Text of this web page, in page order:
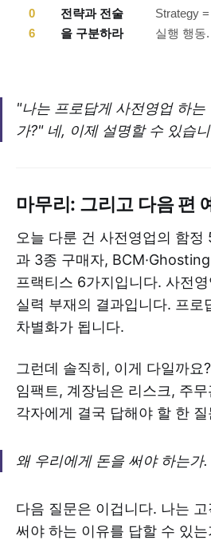
0
6
전략과 전술
을 구분하라
Strategy
실행 행동
"나는 프로답게 사전영업 하
가?" 네, 이제 설명할 수 있습
마무리: 그리고 다음 편
오늘 다룬 건 사전영업의 함
과 3종 구매자,
프랙티스 6가지입니다. 사전
실력 부재의 결과입니다. 프로
차별화가 됩니다.
그런데 솔직히, 이게 다일까요
임팩트, 계장님은 리스크, 주
각자에게 결국 답해야 할 한
왜 우리에게 돈을 써야 하는가.
다음 질문은 이겁니다. 나는
써야 하는 이유를 답할 수 있